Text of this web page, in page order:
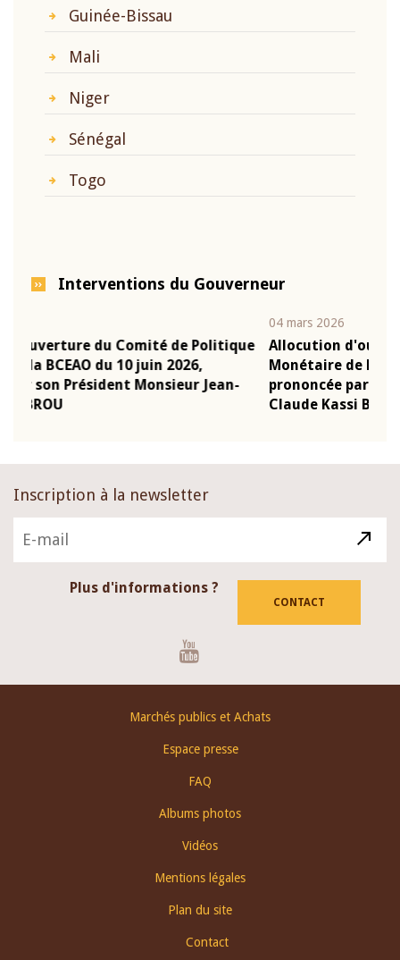
Guinée-Bissau
Mali
Niger
Sénégal
Togo
Interventions du Gouverneur
Allocution d'ouverture du Comité de Politique
Monétaire de la BCEAO du 4 mars 2026,
prononcée par son Président Monsieur Jean-
Claude Kassi BROU
Inscription à la newsletter
Plus d'informations ?
CONTACT
Marchés publics et Achats
Espace presse
FAQ
Albums photos
Vidéos
Mentions légales
Plan du site
Contact